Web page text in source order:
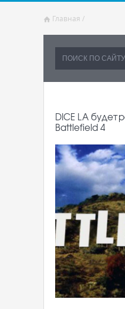
Главная /
DICE LA будет
Battlefield 4